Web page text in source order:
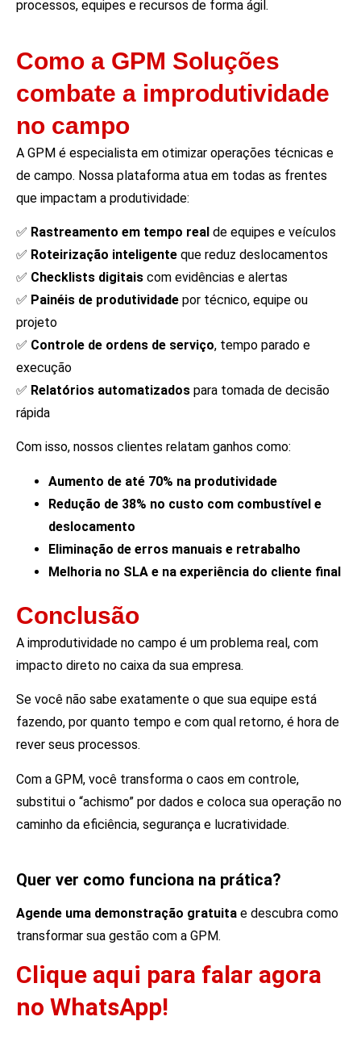
processos, equipes e recursos de forma ágil.
Como a GPM Soluções
combate a improdutividade
no campo
A GPM é especialista em otimizar operações técnicas e
de campo. Nossa plataforma atua em todas as frentes
que impactam a produtividade:
✅ Rastreamento em tempo real de equipes e veículos
✅ Roteirização inteligente que reduz deslocamentos
✅ Checklists digitais com evidências e alertas
✅ Painéis de produtividade por técnico, equipe ou
projeto
✅ Controle de ordens de serviço, tempo parado e
execução
✅ Relatórios automatizados para tomada de decisão
rápida
Com isso, nossos clientes relatam ganhos como:
Aumento de até 70% na produtividade
Redução de 38% no custo com combustível e
deslocamento
Eliminação de erros manuais e retrabalho
Melhoria no SLA e na experiência do cliente final
Conclusão
A improdutividade no campo é um problema real, com
impacto direto no caixa da sua empresa.
Se você não sabe exatamente o que sua equipe está
fazendo, por quanto tempo e com qual retorno, é hora de
rever seus processos.
Com a GPM, você transforma o caos em controle,
substitui o “achismo” por dados e coloca sua operação no
caminho da eficiência, segurança e lucratividade.
Quer ver como funciona na prática?
Agende uma demonstração gratuita e descubra como
transformar sua gestão com a GPM.
Clique aqui para falar agora
no WhatsApp!